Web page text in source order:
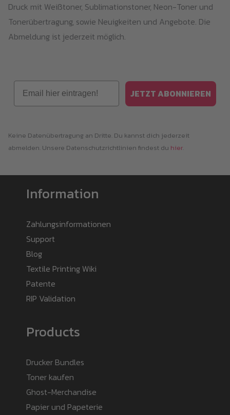
Druck mit Weißtoner, Sublimationstoner, Neon-Toner und
Tonerübertragung, sowie Neuigkeiten und Angebote. Die
Abmeldung ist jederzeit möglich.
Email
JETZT ABONNIEREN
Keine Datenübertragung an Dritte. Du kannst dich jederzeit
abmelden. Unsere Datenschutzrichtlinien findest du hier.
Information
Zahlungsinformationen
Support
Blog
Textile Printing Wiki
Patente
RIP Validation
Products
Drucker Bundles
Toner kaufen
Ghost-Merchandise
Papier und Papeterie